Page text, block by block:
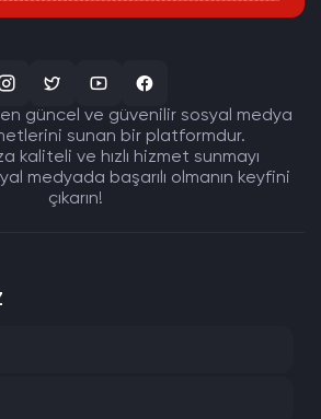
güncel ve güvenilir sosyal medya
sunan bir platformdur.
kaliteli ve hızlı hizmet sunmayı
medyada başarılı olmanın keyfini
çıkarın!